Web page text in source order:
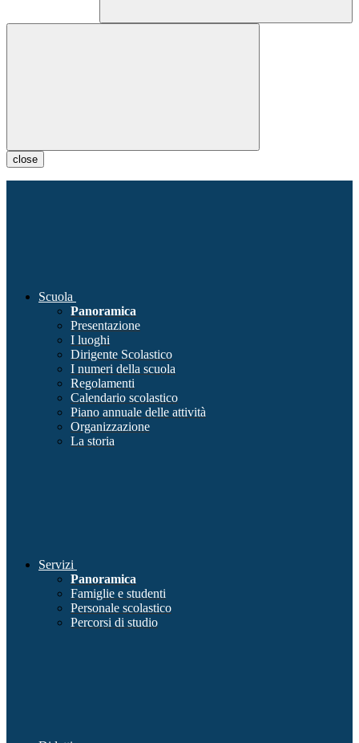
close
Scuola
Panoramica
Presentazione
I luoghi
Dirigente Scolastico
I numeri della scuola
Regolamenti
Calendario scolastico
Piano annuale delle attività
Organizzazione
La storia
Servizi
Panoramica
Famiglie e studenti
Personale scolastico
Percorsi di studio